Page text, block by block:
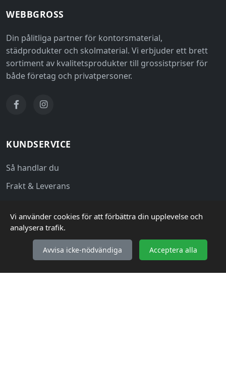
WEBBGROSS
Din pålitliga partner för kontorsmaterial,
städprodukter och skolmaterial. Vi erbjuder ett brett
sortiment av kvalitetsprodukter till grossistpriser för
både företag och privatpersoner.
KUNDSERVICE
Så handlar du
Frakt & Leverans
Vanliga frågor (FAQ)
INFORMATION
Vi använder cookies för att förbättra din upplevelse och
analysera trafik.
Avvisa icke-nödvändiga Acceptera alla